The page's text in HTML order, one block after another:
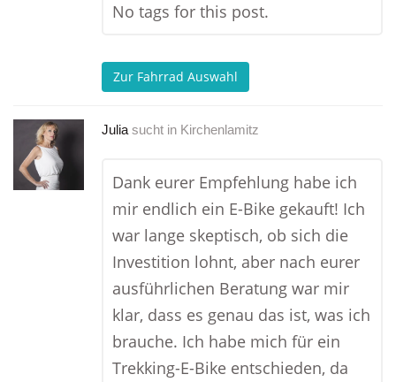
No tags for this post.
Zur Fahrrad Auswahl
Julia sucht in Kirchenlamitz
Dank eurer Empfehlung habe ich
mir endlich ein E-Bike gekauft! Ich
war lange skeptisch, ob sich die
Investition lohnt, aber nach eurer
ausführlichen Beratung war mir
klar, dass es genau das ist, was ich
brauche. Ich habe mich für ein
Trekking-E-Bike entschieden, da